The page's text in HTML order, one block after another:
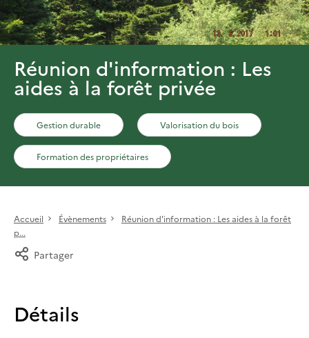
Réunion d'information : Les
aides à la forêt privée
Gestion durable Valorisation du bois
Formation des propriétaires
Accueil Évènements
Réunion d'information : Les aides à la forêt
p...
Partager
Détails